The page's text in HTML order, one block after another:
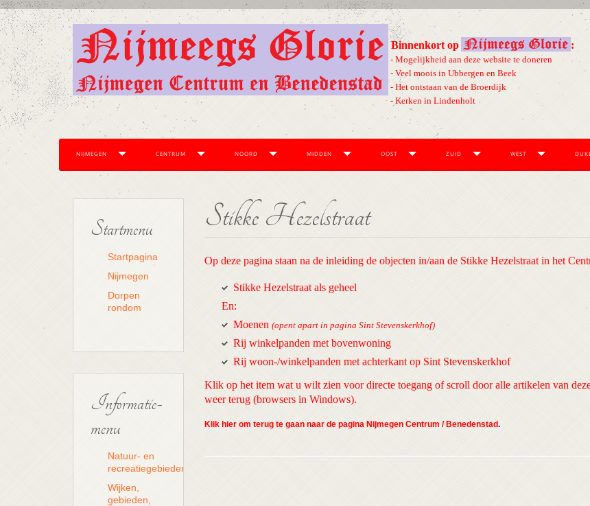
Binnenkort op :
- Mogelijkheid aan deze website te doneren
- Veel moois in Ubbergen en Beek
- Het ontstaan van de Broerdijk
- Kerken in Lindenholt
NIJMEGEN CENTRUM NOORD MIDDEN OOST ZUID WEST
Startmenu
Startpagina
Nijmegen
Dorpen
rondom
Informatie-
menu
Natuur- en
recreatiegebieden
Wijken,
gebieden,
Stikke Hezelstraat
Op deze pagina staan na de inleiding de objecten in/aan de Stikke Hezelstraat in het
Stikke Hezelstraat als geheel
En:
Moenen (opent apart in pagina Sint Stevenskerkhof)
Rij winkelpanden met bovenwoning
Rij woon-/winkelpanden met achterkant op Sint Stevenskerkhof
Klik op het item wat u wilt zien voor directe toegang of scroll door alle artikelen van
weer terug (browsers in Windows).
Klik hier om terug te gaan naar de pagina Nijmegen Centrum / Benedenstad.